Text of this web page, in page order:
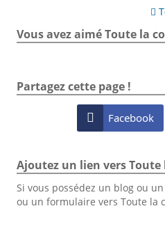

Vous avez aimé Toute la
Partagez cette page !
 Facebook
Ajoutez un lien vers
Si vous possédez un blog ou
ou un formulaire vers Toute la